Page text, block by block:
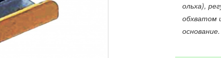
ольха),
обхватом
основание.